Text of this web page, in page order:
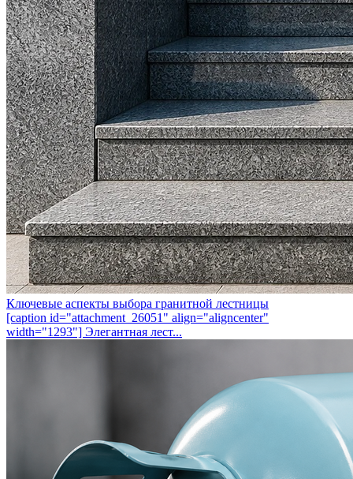
Ключевые аспекты выбора гранитной лестницы
[caption id="attachment_26051" align="aligncenter"
width="1293"] Элегантная лест...